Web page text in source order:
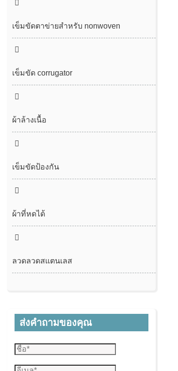
เข็มขัดกรองเกลียวกด
ผ้ากรอง
เข็มขัดสูญญากาศ
เข็มขัดตาข่ายสำหรับ nonwoven
เข็มขัดตาข่าย spunbond/meltblown
เข็มขัด corrugator
ผ้าล้างเนื้อ
เข็มขัดป้องกัน
ผ้าที่หดได้
ลวดลวดสแตนเลส
ส่งคำถามของคุณ